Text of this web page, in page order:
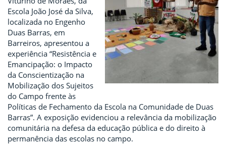
Escola João José da Silva,
localizada no Engenho
Duas Barras, em
Barreiros, apresentou a
experiência “Resistência e
Emancipação: o Impacto
da Conscientização na
Mobilização dos Sujeitos
do Campo frente às
Políticas de Fechamento da Escola na Comunidade de Duas
Barras”. A exposição evidenciou a relevância da mobilização
comunitária na defesa da educação pública e do direito à
permanência das escolas no campo.